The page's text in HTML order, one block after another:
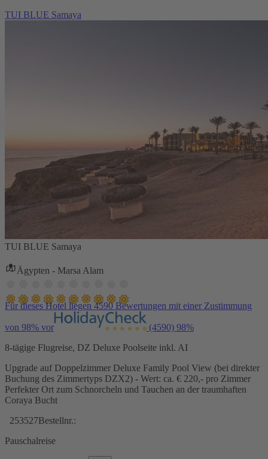
TUI BLUE Samaya
TUI BLUE Samaya
Ägypten - Marsa Alam
Für dieses Hotel liegen 4590 Bewertungen mit einer Zustimmung
von 98% vor (4590) 98%
8-tägige Flugreise, DZ Deluxe Poolseite inkl. AI
Upgrade auf Doppelzimmer Deluxe Family Pool View (bei direkter
Buchung des Zimmertyps DZX2) - Wert: ca. € 220,- pro Zimmer
Perfekter Ort zum Schnorcheln und Tauchen an der traumhaften
Coraya Bucht
253527Bestellnr.:
Pauschalreise